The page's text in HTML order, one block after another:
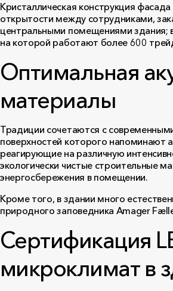
Кристаллическая конструкция
открытости между сотрудниками,
центральными помещениями здания;
на которой работают более 600
Оптимальная
материалы
Традиции сочетаются с
поверхностей которого напоминают
реагирующие на различную
экологически чистые строительные
энергосбережения в помещении.
Кроме того, в здании много
природного заповедника Amager
Сертификация
микроклимат в